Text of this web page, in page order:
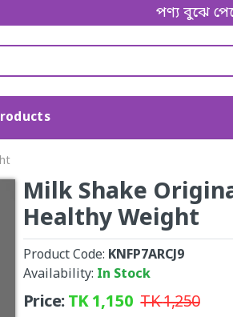
পণ্য বুঝে পেয়ে
Milk Shake
Healthy Weight
Product Code: KNFP7ARCJ9
Availability: In Stock
Price:TK1,150 TK1,250